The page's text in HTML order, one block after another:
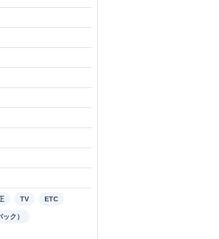
TV ETC
ク）